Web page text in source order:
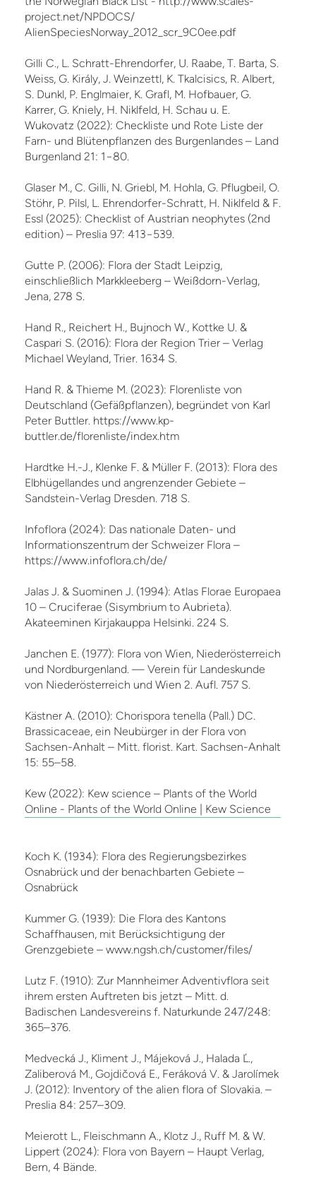
project.net/NPDOCS/
AlienSpeciesNorway_2012_scr_9C0ee.pdf
Gilli C., L. Schratt-Ehrendorfer, U. Raabe, T. Barta, S.
Weiss, G. Király, J. Weinzettl, K. Tkalcisics, R. Albert,
S. Dunkl, P. Englmaier, K. Grafl, M. Hofbauer, G.
Karrer, G. Kniely, H. Niklfeld, H. Schau u. E.
Wukovatz (2022): Checkliste und Rote Liste der
Farn- und Blütenpflanzen des Burgenlandes – Land
Burgenland 21: 1−80.
Glaser M., C. Gilli, N. Griebl, M. Hohla, G. Pflugbeil, O.
Stöhr, P. Pilsl, L. Ehrendorfer-Schratt, H. Niklfeld & F.
Essl (2025): Checklist of Austrian neophytes (2nd
edition) – Preslia 97: 413−539.
Gutte P. (2006): Flora der Stadt Leipzig,
einschließlich Markkleeberg – Weißdorn-Verlag,
Jena, 278 S.
Hand R., Reichert H., Bujnoch W., Kottke U. &
Caspari S. (2016): Flora der Region Trier – Verlag
Michael Weyland, Trier. 1634 S.
Hand R. & Thieme M. (2023): Florenliste von
Deutschland (Gefäßpflanzen), begründet von Karl
Peter Buttler. https://www.kp-
buttler.de/florenliste/index.htm
Hardtke H.-J., Klenke F. & Müller F. (2013): Flora des
Elbhügellandes und angrenzender Gebiete –
Sandstein-Verlag Dresden. 718 S.
Infoflora (2024): Das nationale Daten- und
Informationszentrum der Schweizer Flora –
https://www.infoflora.ch/de/
Jalas J. & Suominen J. (1994): Atlas Florae Europaea
10 – Cruciferae (Sisymbrium to Aubrieta).
Akateeminen Kirjakauppa Helsinki. 224 S.
Janchen E. (1977): Flora von Wien, Niederösterreich
und Nordburgenland. — Verein für Landeskunde
von Niederösterreich und Wien 2. Aufl. 757 S.
Kästner A. (2010): Chorispora tenella (Pall.) DC.
Brassicaceae, ein Neubürger in der Flora von
Sachsen-Anhalt – Mitt. florist. Kart. Sachsen-Anhalt
15: 55–58.
Kew (2022): Kew science – Plants of the World
Online - Plants of the World Online | Kew Science
Koch K. (1934): Flora des Regierungsbezirkes
Osnabrück und der benachbarten Gebiete –
Osnabrück
Kummer G. (1939): Die Flora des Kantons
Schaffhausen, mit Berücksichtigung der
Grenzgebiete – www.ngsh.ch/customer/files/
Lutz F. (1910): Zur Mannheimer Adventivflora seit
ihrem ersten Auftreten bis jetzt – Mitt. d.
Badischen Landesvereins f. Naturkunde 247/248:
365–376.
Medvecká J., Kliment J., Májeková J., Halada Ľ.,
Zaliberová M., Gojdičová E., Feráková V. & Jarolímek
J. (2012): Inventory of the alien flora of Slovakia. –
Preslia 84: 257–309.
Meierott L., Fleischmann A., Klotz J., Ruff M. & W.
Lippert (2024): Flora von Bayern – Haupt Verlag,
Bern, 4 Bände.